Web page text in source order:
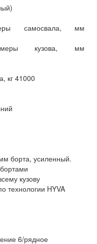
самосвала, мм
кузова, мм
кг 41000
борта, усиленный.
кузову
технологии HYVA
6/рядное